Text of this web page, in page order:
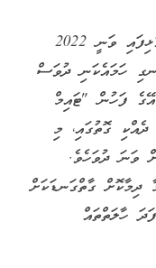
މި ހާލަތު ޖުލައި އަށްވަނަ ދުވަހާ ބޮޑަށް ގުޅިފައި ވަނީ 2022
ހަމައެކަނި ދުވަސް
ފަހުން "ޓައިމް
ގޮތުގައި، މި
ވަނަ ދުވަހެވެ.
ގާތްގަނޑަކަށް
ހާލަތްތައް